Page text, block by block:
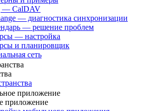
— CalDAV
— диагностика синхронизации
— решение проблем
— настройка
и планировщик
сеть
приложение
приложение